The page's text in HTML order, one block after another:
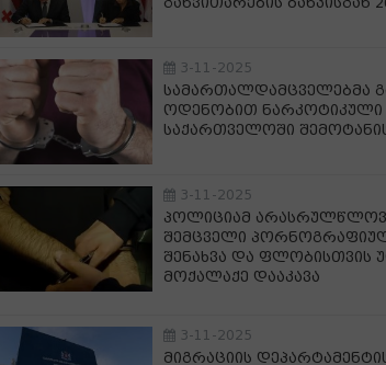
3-11-2025
სამართალდამცველებმა
ოდენობით ნარკოტიკული
საქართველოში
3-11-2025
პოლიციამ
შემცველი
შენახვა და ფლობისთვის
მოქალაქე დააკავა
3-11-2025
მიგრაციის